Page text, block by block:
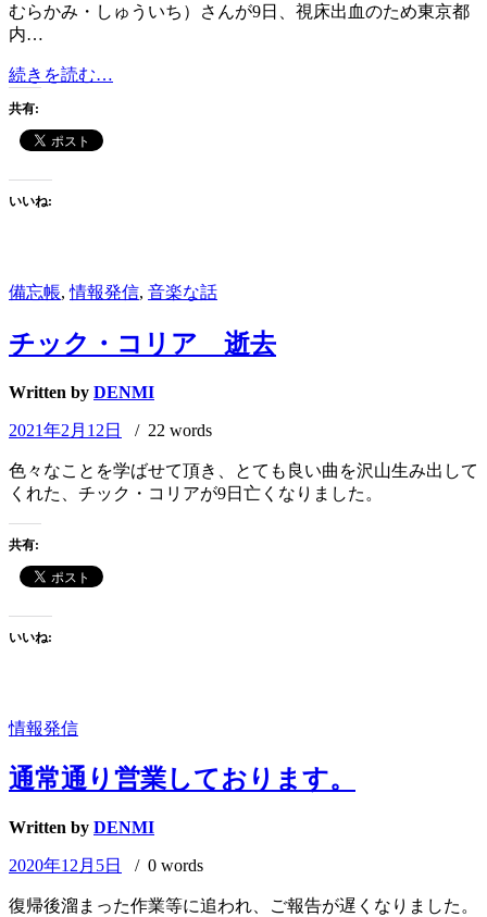
むらかみ・しゅういち）さんが9日、視床出血のため東京都
内…
続きを読む…
共有:
いいね:
備忘帳,情報発信, 音楽な話
チック・コリア 逝去
Written by DENMI
2021年2月12日 / 22 words
色々なことを学ばせて頂き、とても良い曲を沢山生み出して
くれた、チック・コリアが9日亡くなりました。
共有:
いいね:
情報発信
通常通り営業しております。
Written by DENMI
2020年12月5日 / 0 words
復帰後溜まった作業等に追われ、ご報告が遅くなりました。